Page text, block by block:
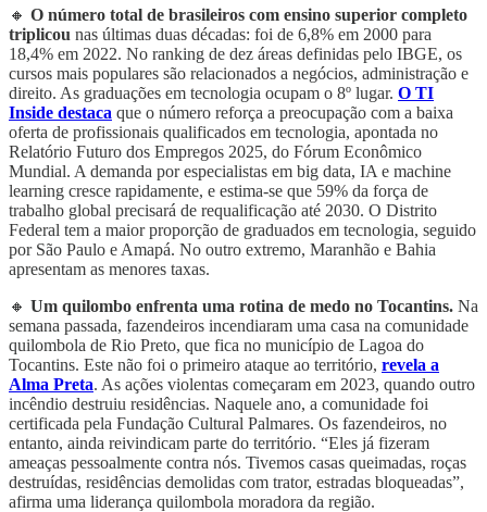
🔸 O número total de brasileiros com ensino superior completo
triplicou nas últimas duas décadas: foi de 6,8% em 2000 para
18,4% em 2022. No ranking de dez áreas definidas pelo IBGE, os
cursos mais populares são relacionados a negócios, administração e
direito. As graduações em tecnologia ocupam o 8º lugar. O TI
Inside destaca que o número reforça a preocupação com a baixa
oferta de profissionais qualificados em tecnologia, apontada no
Relatório Futuro dos Empregos 2025, do Fórum Econômico
Mundial. A demanda por especialistas em big data, IA e machine
learning cresce rapidamente, e estima-se que 59% da força de
trabalho global precisará de requalificação até 2030. O Distrito
Federal tem a maior proporção de graduados em tecnologia, seguido
por São Paulo e Amapá. No outro extremo, Maranhão e Bahia
apresentam as menores taxas.
🔸 Um quilombo enfrenta uma rotina de medo no Tocantins. Na
semana passada, fazendeiros incendiaram uma casa na comunidade
quilombola de Rio Preto, que fica no município de Lagoa do
Tocantins. Este não foi o primeiro ataque ao território, revela a
Alma Preta. As ações violentas começaram em 2023, quando outro
incêndio destruiu residências. Naquele ano, a comunidade foi
certificada pela Fundação Cultural Palmares. Os fazendeiros, no
entanto, ainda reivindicam parte do território. “Eles já fizeram
ameaças pessoalmente contra nós. Tivemos casas queimadas, roças
destruídas, residências demolidas com trator, estradas bloqueadas”,
afirma uma liderança quilombola moradora da região.